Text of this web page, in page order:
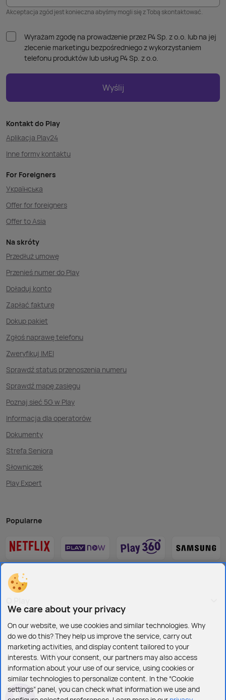
Akceptacja zgód jest konieczna abyśmy mogli się z Tobą skontaktować.
Wyrażam zgodę na prowadzenie przez P4 Sp. z o.o. lub na jej
zlecenie marketingu bezpośredniego z wykorzystaniem
telefonu produktów lub usług P4 Sp. z o.o.
Wyślij
Kontakt do Play
Aplikacja Play24
Inne formy kontaktu
For Foreigners
Українська
Offer for foreigners
Offer to Asia
Na skróty
Przedłuż umowę
Przenieś numer do Play
Doładuj konto
Zapłać fakturę
Dokup pakiet
Zgłoś naprawę telefonu
Zweryfikuj IMEI
Sprawdź status przenoszenia numeru
Sprawdź mapę zasięgu
Poznaj sieć 5G w Play
Informacja dla operatorów
Dokumenty
Strefa Seniora
Słowniczek
Play Expert
Popularne
Jesteśmy też tu:
Copyright © 2026 Play - wszelkie prawa zastrzeżone dla Play
We care about your privacy
On our website, we use cookies and similar technologies. Why
do we do this? They help us improve the service, carry out
marketing activities, and display content tailored to your
interests. With your consent, our partners may also access
information about your use of our service, using cookies or
similar technologies to personalize content. In the “Cookie
settings” panel, you can check what information we use and